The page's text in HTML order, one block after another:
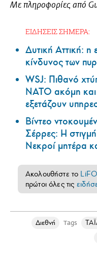
Με πληροφορίες από
ΕΙΔΗΣΕΙΣ ΣΗΜΕΡΑ:
Δυτική Αττική:
κίνδυνος των
WSJ: Πιθανό
ΝΑΤΟ ακόμη
εξετάζουν
Βίντεο
Σέρρες: Η
Νεκροί μητέρα
Ακολουθήστε το
πρώτοι όλες τις
Διεθνή Tags